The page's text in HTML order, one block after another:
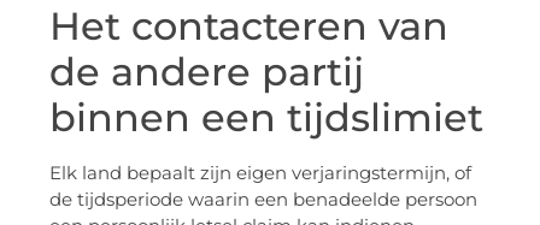
Het contacteren van
de andere partij
binnen een tijdslimiet
Elk land bepaalt zijn eigen verjaringstermijn, of
de tijdsperiode waarin een benadeelde persoon